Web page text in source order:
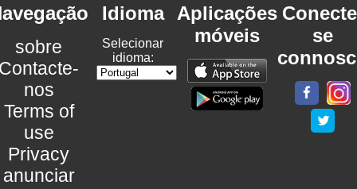
sobre
nos
Terms of
use
Privacy
anunciar
Idioma
Selecionar
idioma:
Aplicações
móveis
se